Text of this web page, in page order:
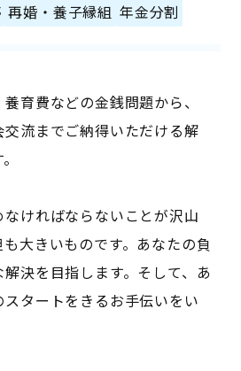
再婚・養子縁組 年金分割
育費などの金銭問題から、
流までご納得いただける解
ければならないことが沢山
大きいものです。あなたの負
決を目指します。そして、あ
タートをきるお手伝いをい